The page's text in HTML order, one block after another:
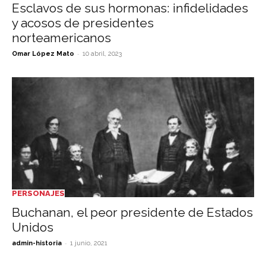
Esclavos de sus hormonas: infidelidades
y acosos de presidentes
norteamericanos
Omar López Mato - 10 abril, 2023
PERSONAJES
Buchanan, el peor presidente de Estados
Unidos
admin-historia - 1 junio, 2021